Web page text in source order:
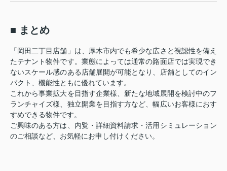
■ まとめ
「岡田二丁目店舗」は、厚木市内でも希少な広さと視認性を備え
たテナント物件です。業態によっては通常の路面店では実現でき
ないスケール感のある店舗展開が可能となり、店舗としてのイン
パクト、機能性ともに優れています。
これから事業拡大を目指す企業様、新たな地域展開を検討中のフ
ランチャイズ様、独立開業を目指す方など、幅広いお客様におす
すめできる物件です。
ご興味のある方は、内覧・詳細資料請求・活用シミュレーション
のご相談など、お気軽にお申し付けください。